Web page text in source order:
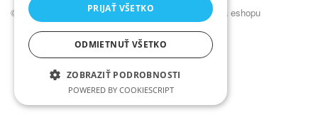
© Kadernícky veľkoobchod •NajReklama.sk - tvorba eshopu
PRIJAŤ VŠETKO
ODMIETNUŤ VŠETKO
ZOBRAZIŤ PODROBNOSTI
POWERED BY COOKIESCRIPT